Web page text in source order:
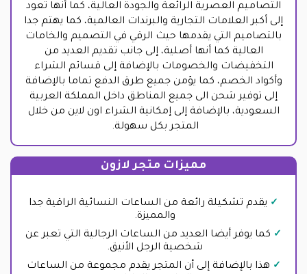
التصاميم العصرية الرائعة والجودة العالية، كما أنها تعود
إلى أكبر العلامات التجارية والبرندات العالمية، كما يهتم جدا
بالتصاميم التي يقدمها حيث الرقي في التصميم والخامات
العالية كما أنها أصلية، إلى جانب تقديم العديد من
التخفيضات والخصومات بالإضافة إلى قسائم الشراء
وأكواد الخصم، كما يؤمن جميع طرق الدفع تماما بالإضافة
إلى توفير شحن الى جميع المناطق داخل المملكة العربية
السعودية، بالإضافة إلى إمكانية الشراء اون لاين من خلال
المتجر بكل سهولة.
مميزات متجر لازون
يقدم تشكيلة رائعة من الساعات النسائية الراقية جدا
والمميزة.
كما يوفر أيضا العديد من الساعات الرجالية التي تعبر عن
شخصية الرجل الأنيق.
هذا بالإضافة إلى أن المتجر يقدم مجموعة من الساعات